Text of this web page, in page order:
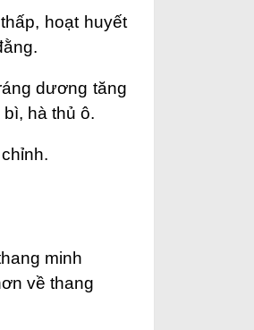
hoạt huyết
dương tăng
hà thủ ô.
minh
về thang